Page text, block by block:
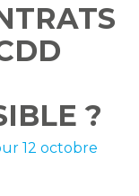
?
12 octobre